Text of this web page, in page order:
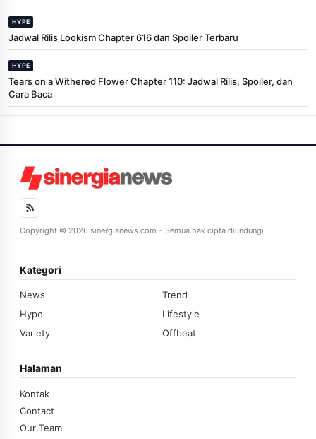
HYPE
Jadwal Rilis Lookism Chapter 616 dan Spoiler Terbaru
HYPE
Tears on a Withered Flower Chapter 110: Jadwal Rilis, Spoiler, dan
Cara Baca
Copyright © 2026 sinergianews.com – Semua hak cipta dilindungi.
Kategori
News
Trend
Hype
Lifestyle
Variety
Offbeat
Halaman
Kontak
Contact
Our Team